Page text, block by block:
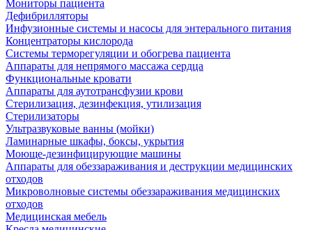
Мониторы пациента
Дефибрилляторы
Инфузионные системы и насосы для энтерального питания
Концентраторы кислорода
Системы терморегуляции и обогрева пациента
Аппараты для непрямого массажа сердца
Функциональные кровати
Аппараты для аутотрансфузии крови
Стерилизация, дезинфекция, утилизация
Стерилизаторы
Ультразвуковые ванны (мойки)
Ламинарные шкафы, боксы, укрытия
Моюще-дезинфицирующие машины
Аппараты для обеззараживания и деструкции медицинских
отходов
Микроволновые системы обеззараживания медицинских
отходов
Медицинская мебель